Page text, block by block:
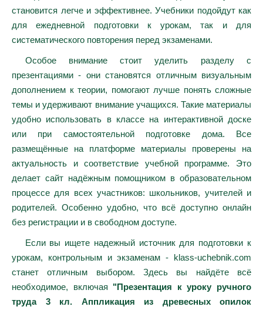
становится легче и эффективнее. Учебники подойдут как
для ежедневной подготовки к урокам, так и для
систематического повторения перед экзаменами.
Особое внимание стоит уделить разделу с
презентациями - они становятся отличным визуальным
дополнением к теории, помогают лучше понять сложные
темы и удерживают внимание учащихся. Такие материалы
удобно использовать в классе на интерактивной доске
или при самостоятельной подготовке дома. Все
размещённые на платформе материалы проверены на
актуальность и соответствие учебной программе. Это
делает сайт надёжным помощником в образовательном
процессе для всех участников: школьников, учителей и
родителей. Особенно удобно, что всё доступно онлайн
без регистрации и в свободном доступе.
Если вы ищете надежный источник для подготовки к
урокам, контрольным и экзаменам - klass-uchebnik.com
станет отличным выбором. Здесь вы найдёте всё
необходимое, включая "Презентация к уроку ручного
труда 3 кл. Аппликация из древесных опилок